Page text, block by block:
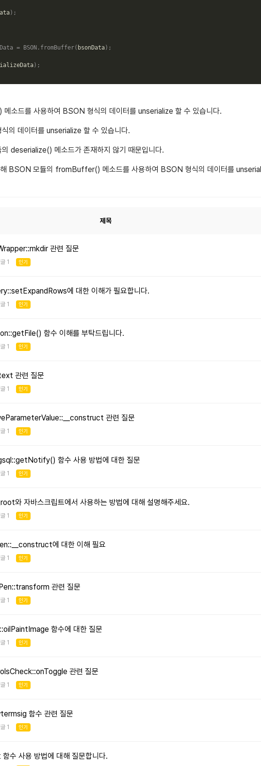
) ;
= BSON . fromBuffer( bsonData) ;
) ;
소드를 사용하여 BSON 형식의 데이터를 unserialize 할 수 있습니다.
의 데이터를 unserialize 할 수 있습니다.
deserialize() 메소드가 존재하지 않기 때문입니다.
해 BSON 모듈의 fromBuffer() 메소드를 사용하여 BSON 형식의 데이터를
제목
관련 질문
글 1 인기
에 대한 이해가 필요합니다.
글 1 인기
함수 이해를 부탁드립니다.
글 1 인기
관련 질문
글 1 인기
관련 질문
글 1 인기
함수 사용 방법에 대한 질문
글 1 인기
와 자바스크립트에서 사용하는 방법에 대해 설명해주세요.
글 1 인기
에 대한 이해 필요
글 1 인기
관련 질문
글 1 인기
함수에 대한 질문
글 1 인기
관련 질문
글 1 인기
함수 관련 질문
글 1 인기
수 사용 방법에 대해 질문합니다.